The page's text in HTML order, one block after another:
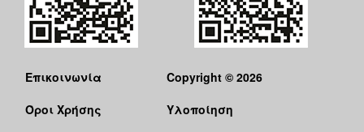
Επικοινωνία
Όροι Χρήσης
Copyright © 2026
Υλοποίηση